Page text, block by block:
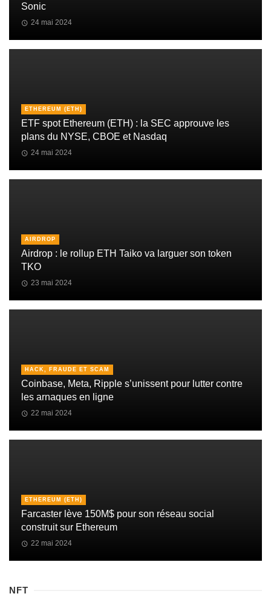
Sonic
24 mai 2024
ETHEREUM (ETH)
ETF spot Ethereum (ETH) : la SEC approuve les
plans du NYSE, CBOE et Nasdaq
24 mai 2024
AIRDROP
Airdrop : le rollup ETH Taiko va larguer son token
TKO
23 mai 2024
HACK, FRAUDE ET SCAM
Coinbase, Meta, Ripple s’unissent pour lutter contre
les arnaques en ligne
22 mai 2024
ETHEREUM (ETH)
Farcaster lève 150M$ pour son réseau social
construit sur Ethereum
22 mai 2024
NFT